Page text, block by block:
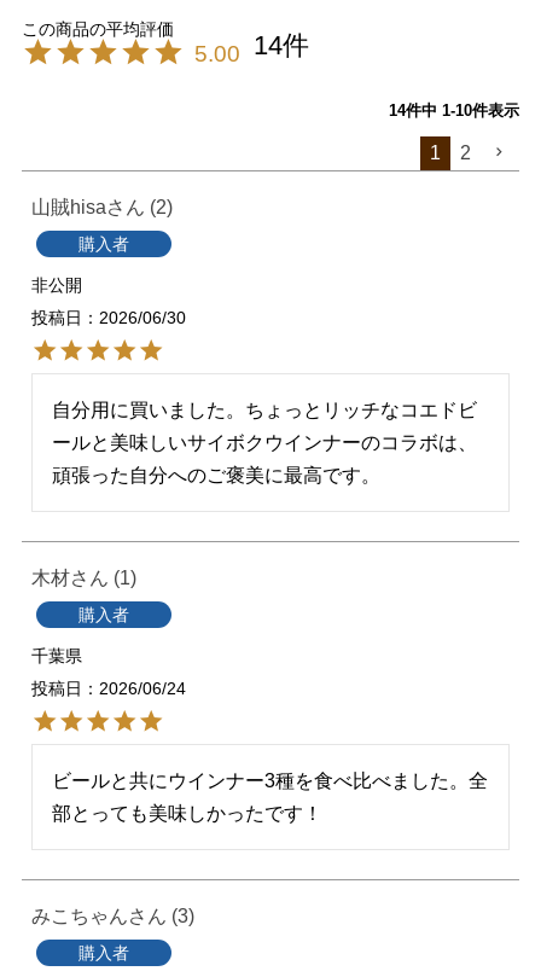
5.00 14
14件中 1-10件表示
1 2
山賊hisa 2
購入者
非公開
投稿日
2026/06/30
自分用に買いました。ちょっとリッチなコエドビ
ールと美味しいサイボクウインナーのコラボは、
頑張った自分へのご褒美に最高です。
木材 1
購入者
千葉県
投稿日
2026/06/24
ビールと共にウインナー3種を食べ比べました。全
部とっても美味しかったです！
みこちゃん 3
購入者